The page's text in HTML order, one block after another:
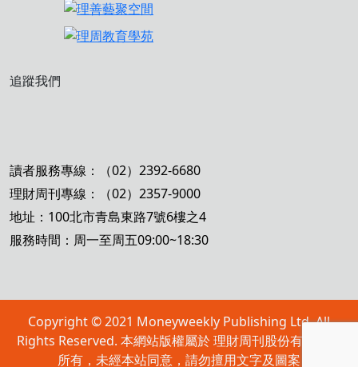
追蹤我們
讀者服務專線：（02）2392-6680
理財周刊專線：（02）2357-9000
地址：100北市青島東路7號6樓之4
服務時間：周一至周五09:00~18:30
Copyright © 2021 Moneyweekly Publishing Ltd. All
Rights Reserved. 本網站版權屬於 理財周刊股份有限公司
所有，未經本站同意，請勿擅用文字及圖案